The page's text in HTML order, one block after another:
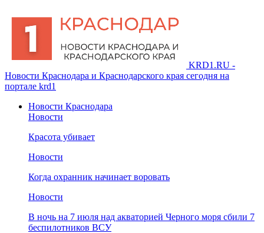
KRD1.RU -
Новости Краснодара и Краснодарского края сегодня на
портале krd1
Новости Краснодара
Новости
Красота убивает
Новости
Когда охранник начинает воровать
Новости
В ночь на 7 июля над акваторией Черного моря сбили 7
беспилотников ВСУ